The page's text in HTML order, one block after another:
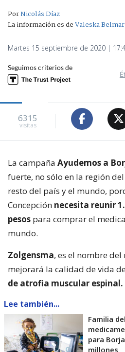
PorNicolás Díaz
La información es deValeska Belmar
Martes 15 septiembre de 2020 |
Seguimos criterios de
6315
visitas
La campaña Ayudemos a
fuerte, no sólo en la región
resto del país y el mundo,
Concepción necesita reunir
pesos para comprar el
mundo.
Zolgensma, es el nombre
mejorará la calidad de vida
de atrofia muscular espinal.
Lee también...
Familia
para
millones